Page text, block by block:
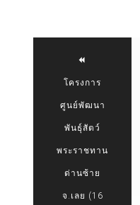
โครงการ
ศูนย์พัฒนา
พันธุ์สัตว์
พระราชทาน
ด่านซ้าย
จ.เลย (16